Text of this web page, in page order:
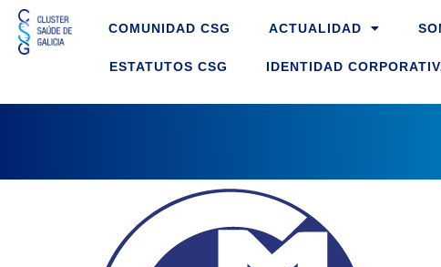
ao
COMUNIDAD CSG ACTUALIDAD
ESTATUTOS CSG IDENTIDAD